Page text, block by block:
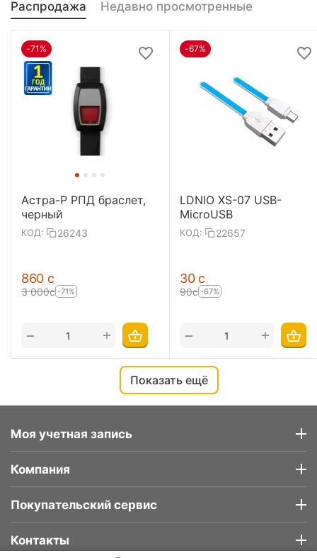
Распродажа Недавно просмотренные
-71%
Астра-Р РПД браслет,
черный
КОД: 26243
‍860‍ с
3 000с -71%
+
−
-67%
LDNIO XS-07 USB-
MicroUSB
КОД: 22657
‍30‍ с
‍90‍с -67%
+
−
Показать ещё
Моя учетная запись
Компания
Покупательский сервис
Контакты